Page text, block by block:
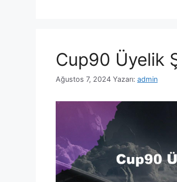
Cup90 Üyelik
Ağustos 7, 2024 Yazarı: admin